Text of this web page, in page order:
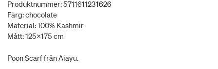
Produktnummer: 5711611231626
Färg: chocolate
Material: 100% Kashmir
Mått: 125x175 cm
Poon Scarf från Aiayu.